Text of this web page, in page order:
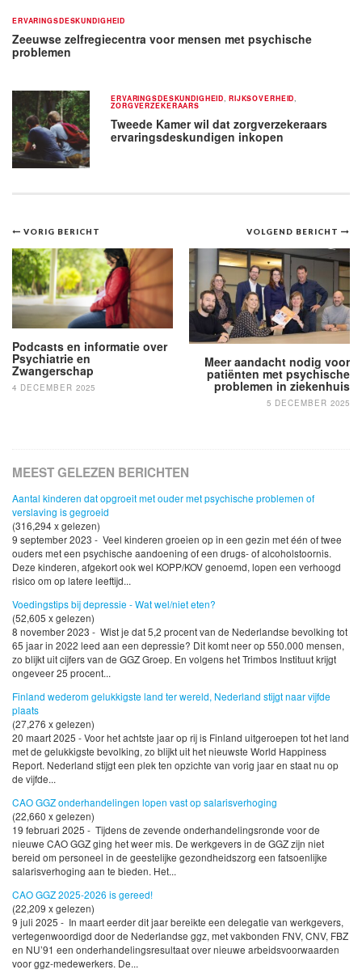
ERVARINGSDESKUNDIGHEID
Zeeuwse zelfregiecentra voor mensen met psychische
problemen
ERVARINGSDESKUNDIGHEID RIJKSOVERHEID
ZORGVERZEKERAARS
Tweede Kamer wil dat zorgverzekeraars
ervaringsdeskundigen inkopen
Bericht
navigatie
VOLGEND BERICHT
Meer aandacht nodig voor
patiënten met psychische
problemen in ziekenhuis
5 DECEMBER 2025
VORIG BERICHT
Podcasts en informatie over
Psychiatrie en
Zwangerschap
4 DECEMBER 2025
MEEST GELEZEN BERICHTEN
Aantal kinderen dat opgroeit met ouder met psychische problemen of
verslaving is gegroeid
(316,294 x gelezen)
9 september 2023 - Veel kinderen groeien op in een gezin met één of twee
ouders met een psychische aandoening of een drugs- of alcoholstoornis.
Deze kinderen, afgekort ook wel KOPP/KOV genoemd, lopen een verhoogd
risico om op latere leeftijd...
Voedingstips bij depressie - Wat wel/niet eten?
(52,605 x gelezen)
8 november 2023 - Wist je dat 5,2 procent van de Nederlandse bevolking tot
65 jaar in 2022 leed aan een depressie? Dit komt neer op 550.000 mensen,
zo blijkt uit cijfers van de GGZ Groep. En volgens het Trimbos Instituut krijgt
ongeveer 25 procent...
Finland wederom gelukkigste land ter wereld, Nederland stijgt naar vijfde
plaats
(27,276 x gelezen)
20 maart 2025 - Voor het achtste jaar op rij is Finland uitgeroepen tot het land
met de gelukkigste bevolking, zo blijkt uit het nieuwste World Happiness
Report. Nederland stijgt een plek ten opzichte van vorig jaar en staat nu op
de vijfde...
CAO GGZ onderhandelingen lopen vast op salarisverhoging
(22,660 x gelezen)
19 februari 2025 - Tijdens de zevende onderhandelingsronde voor de
nieuwe CAO GGZ ging het weer mis. De werkgevers in de GGZ zijn niet
bereid om personeel in de geestelijke gezondheidszorg een fatsoenlijke
salarisverhoging aan te bieden. Het...
CAO GGZ 2025-2026 is gereed!
(22,209 x gelezen)
9 juli 2025 - In maart eerder dit jaar bereikte een delegatie van werkgevers,
vertegenwoordigd door de Nederlandse ggz, met vakbonden FNV, CNV, FBZ
en NU’91 een onderhandelingsresultaat over nieuwe arbeidsvoorwaarden
voor ggz-medewerkers. De...